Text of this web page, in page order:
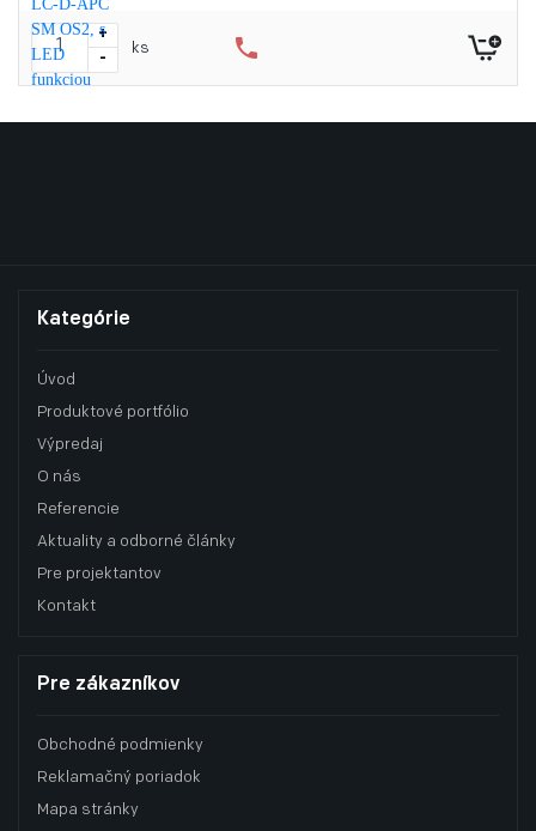
+
-
ks phone
Kategórie
Úvod
Produktové portfólio
Výpredaj
O nás
Referencie
Aktuality a odborné články
Pre projektantov
Kontakt
Pre zákazníkov
Obchodné podmienky
Reklamačný poriadok
Mapa stránky